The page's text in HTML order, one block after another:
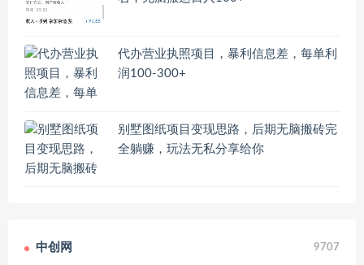
代办营业执照项目，暴利信息差，每单利
润100-300+
别墅图纸项目变现思路，后期无脑搬砖完
全躺赚，玩法无私分享给你
中创网 9707